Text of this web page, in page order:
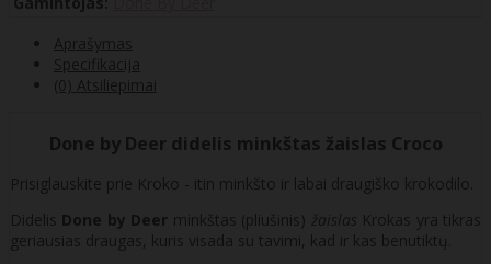
Aprašymas
Specifikacija
(0) Atsiliepimai
Done by Deer didelis minkštas žaislas Croco
Prisiglauskite prie Kroko - itin minkšto ir labai draugiško krokodilo.
Didelis Done by Deer minkštas (pliušinis) žaislas Krokas yra tikras
geriausias draugas, kuris visada su tavimi, kad ir kas benutiktų.